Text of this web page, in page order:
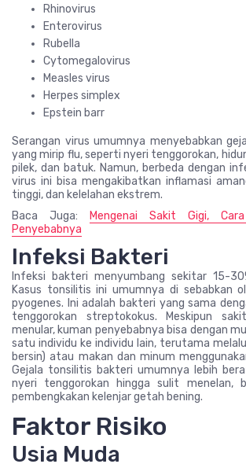
Rhinovirus
Enterovirus
Rubella
Cytomegalovirus
Measles virus
Herpes simplex
Epstein barr
Serangan virus umumnya menyebabkan
yang mirip flu, seperti nyeri tenggorokan,
pilek, dan batuk. Namun, berbeda dengan
virus ini bisa mengakibatkan inflamasi
tinggi, dan kelelahan ekstrem.
Baca Juga:
Mengenai Sakit Gigi,
Penyebabnya
Infeksi Bakteri
Infeksi bakteri menyumbang sekitar 15-
Kasus tonsilitis ini umumnya di sebabkan
pyogenes. Ini adalah bakteri yang sama
tenggorokan streptokokus. Meskipun
menular, kuman penyebabnya bisa dengan
satu individu ke individu lain, terutama
bersin) atau makan dan minum
Gejala tonsilitis bakteri umumnya lebih
nyeri tenggorokan hingga sulit menelan,
pembengkakan kelenjar getah bening.
Faktor Risiko
Usia Muda